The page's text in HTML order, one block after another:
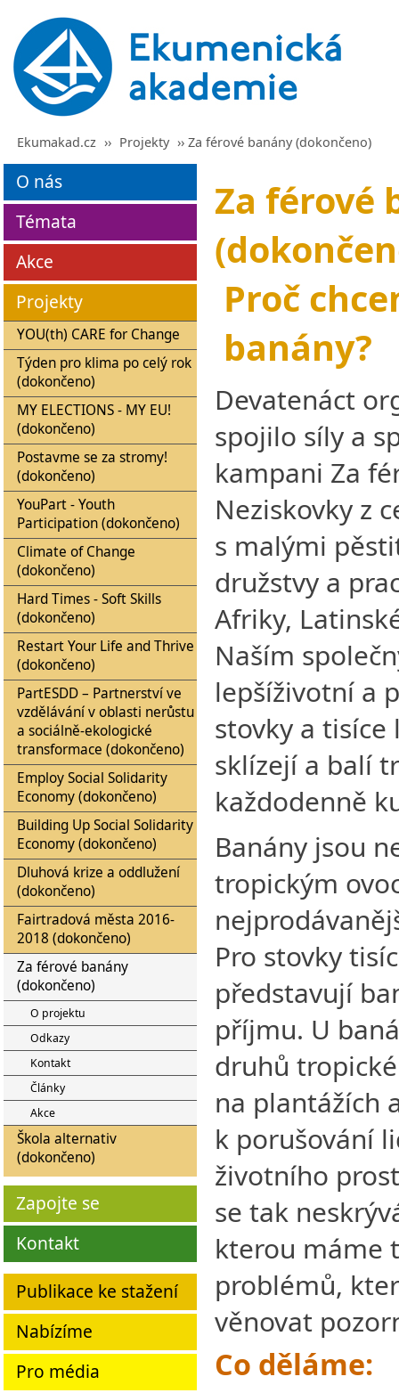
Ekumakad.cz ›› Projekty ›› Za férové banány (dokončeno)
O nás
Témata
Akce
Projekty
YOU(th) CARE for Change
Týden pro klima po celý rok
(dokončeno)
MY ELECTIONS - MY EU!
(dokončeno)
Postavme se za stromy!
(dokončeno)
YouPart - Youth
Participation (dokončeno)
Climate of Change
(dokončeno)
Hard Times - Soft Skills
(dokončeno)
Restart Your Life and Thrive
(dokončeno)
PartESDD – Partnerství ve
vzdělávání v oblasti nerůstu
a sociálně-ekologické
transformace (dokončeno)
Employ Social Solidarity
Economy (dokončeno)
Building Up Social Solidarity
Economy (dokončeno)
Dluhová krize a oddlužení
(dokončeno)
Fairtradová města 2016-
2018 (dokončeno)
Za férové banány
(dokončeno)
O projektu
Odkazy
Kontakt
Články
Akce
Škola alternativ
(dokončeno)
Zapojte se
Kontakt
Publikace ke stažení
Nabízíme
Pro média
Za férové
Proč
banány?
Devatenáct
spojilo síly a
kampani Za
Neziskovky z
s malými
družstvy a
Afriky,
Naším
lepšíživotní a
stovky a
sklízejí a balí
každodenně
Banány jsou
tropickým
Pro stovky
představují
příjmu. U
druhů
na plantážích
k porušování
životního
se tak
kterou máme
problémů,
věnovat
Co děláme: